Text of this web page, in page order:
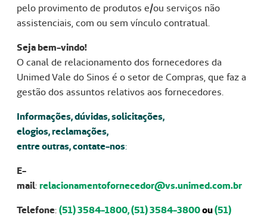
pelo provimento de produtos e/ou serviços não
assistenciais, com ou sem vínculo contratual.
Seja bem-vindo!
O canal de relacionamento dos fornecedores da
Unimed Vale do Sinos é o setor de Compras, que faz a
gestão dos assuntos relativos aos fornecedores.
Informações, dúvidas, solicitações,
elogios, reclamações,
entre outras, contate-nos:
E-
mail:relacionamentofornecedor@vs.unimed.com.br
Telefone:(51) 3584-1800, (51) 3584-3800ou(51)